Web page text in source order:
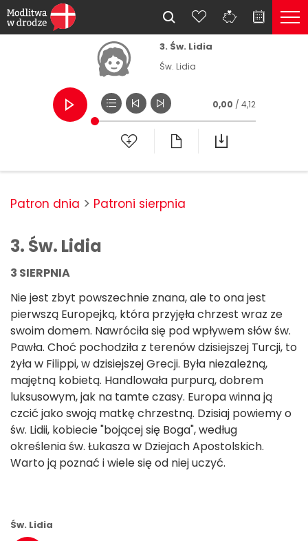
3. Św. Lidia
Św. Lidia
0,00 / 4,12
Patron dnia Patroni sierpnia
3. Św. Lidia
3 SIERPNIA
Nie jest zbyt powszechnie znana, ale to ona jest
pierwszą Europejką, która przyjęła chrzest wraz ze
swoim domem. Nawróciła się pod wpływem słów św.
Pawła. Choć pochodziła z terenów dzisiejszej Turcji, to
żyła w Filippi, w dzisiejszej Grecji. Była niezależną,
majętną kobietą. Handlowała purpurą, dobrem
luksusowym, jak na tamte czasy. Europa winna ją
czcić jako swoją matkę chrzestną. Dzisiaj powiemy o
św. Lidii, kobiecie "bojącej się Boga", według
określenia św. Łukasza w Dziejach Apostolskich.
Warto ją poznać i wiele się od niej uczyć.
Św. Lidia